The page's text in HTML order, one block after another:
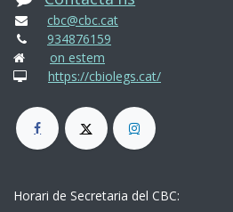
cbc@cbc.cat
934876159
on estem
https://cbiolegs.cat/
Horari de Secretaria del CBC: